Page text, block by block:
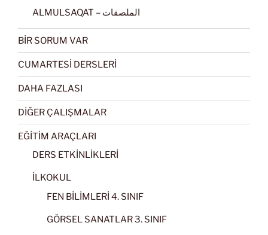
ALMULSAQAT – الملصقات
BİR SORUM VAR
CUMARTESİ DERSLERİ
DAHA FAZLASI
DİĞER ÇALIŞMALAR
EĞİTİM ARAÇLARI
DERS ETKİNLİKLERİ
İLKOKUL
FEN BİLİMLERİ 4. SINIF
GÖRSEL SANATLAR 3. SINIF